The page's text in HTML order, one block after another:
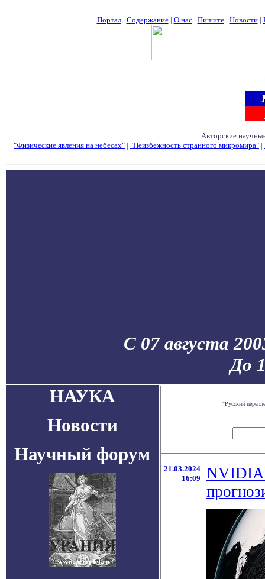
Портал| Содержание| О нас| Пишите| Новости|
Авторские
"Физические явления на небесах" | "Неизбежность странного микромира" |
С 07 августа
До
НАУКА
Новости
Научный форум
"Русский
21.03.2024
16:09
NVIDIA